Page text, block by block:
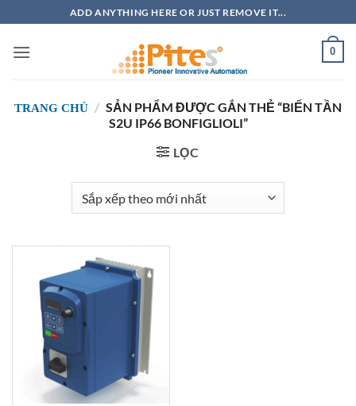
qua
nội
ADD ANYTHING HERE OR JUST REMOVE IT...
0
TRANG CHỦ / SẢN PHẨM ĐƯỢC GẮN THẺ “BIẾN TẦN
S2U IP66 BONFIGLIOLI”
LỌC